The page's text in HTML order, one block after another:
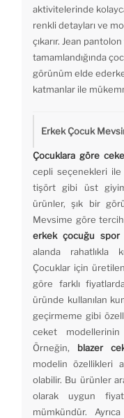
aktivitelerinde
renkli detayları ve
çıkarır. Jean
tamamlandığında
görünüm elde
katmanlar ile
Erkek Çocuk
Çocuklara göre
cepli seçenekleri ile
tişört gibi üst
ürünler, şık bir
Mevsime göre
erkek çocuğu
alanda rahatlıkla
Çocuklar için
göre farklı
üründe kullanılan
geçirmeme gibi
ceket modellerinin
Örneğin, blazer
modelin özellikleri
olabilir. Bu ürünler
olarak uygun
mümkündür.